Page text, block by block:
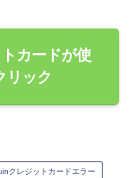
カードが使
リック
クレジットカードエラー